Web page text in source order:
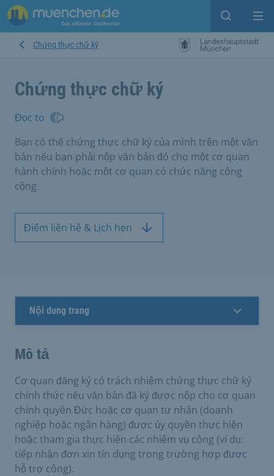
Open
Chứng thực chữ ký
Chứng thực chữ ký
Đọc to
Bạn có thể chứng thực chữ ký của mình trên một văn
bản nếu bạn phải nộp văn bản đó cho một cơ quan
hành chính hoặc một cơ quan có chức năng công
cộng.
Điểm liên hệ & Lịch hẹn
Nội dung trang
Mô tả
Cơ quan đăng ký có trách nhiệm chứng thực chữ ký
chính thức nếu văn bản đã ký được nộp cho cơ quan
chính quyền Đức hoặc cơ quan tư nhân (doanh
nghiệp hoặc ngân hàng) được ủy quyền thực hiện
hoặc tham gia thực hiện các nhiệm vụ công (ví dụ:
tiếp nhận đơn xin tín dụng trong trường hợp được
hỗ trợ công).